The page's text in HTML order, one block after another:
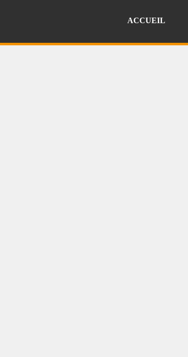
ACCUEIL